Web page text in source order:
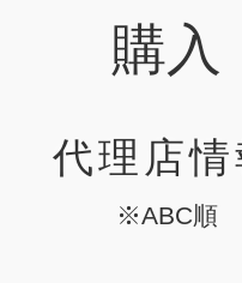
購入
代理店情
※ABC順